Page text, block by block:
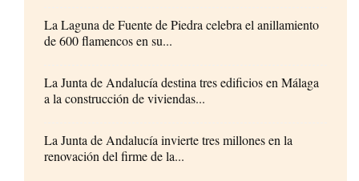
La Laguna de Fuente de Piedra celebra el anillamiento
de 600 flamencos en su...
La Junta de Andalucía destina tres edificios en Málaga
a la construcción de viviendas...
La Junta de Andalucía invierte tres millones en la
renovación del firme de la...